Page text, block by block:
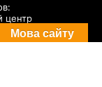
центр
Мова сайту